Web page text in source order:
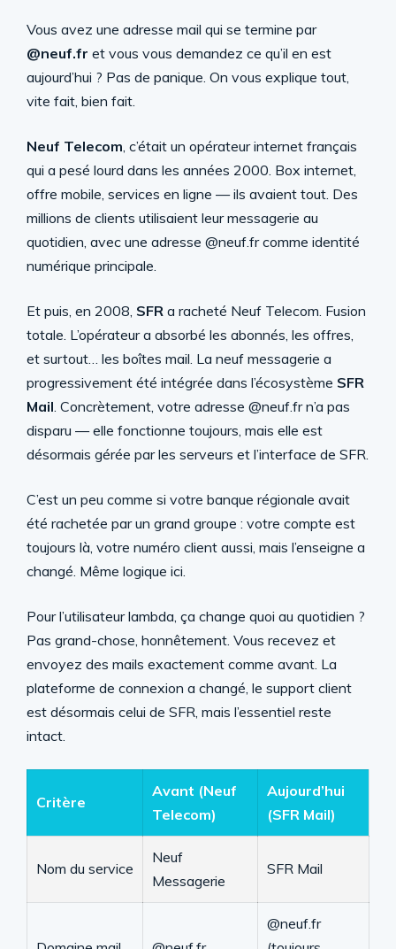
Vous avez une adresse mail qui se termine par
@neuf.fr et vous vous demandez ce qu’il en est
aujourd’hui ? Pas de panique. On vous explique tout,
vite fait, bien fait.
Neuf Telecom, c’était un opérateur internet français
qui a pesé lourd dans les années 2000. Box internet,
offre mobile, services en ligne — ils avaient tout. Des
millions de clients utilisaient leur messagerie au
quotidien, avec une adresse @neuf.fr comme identité
numérique principale.
Et puis, en 2008, SFR a racheté Neuf Telecom. Fusion
totale. L’opérateur a absorbé les abonnés, les offres,
et surtout… les boîtes mail. La neuf messagerie a
progressivement été intégrée dans l’écosystème SFR
Mail. Concrètement, votre adresse @neuf.fr n’a pas
disparu — elle fonctionne toujours, mais elle est
désormais gérée par les serveurs et l’interface de SFR.
C’est un peu comme si votre banque régionale avait
été rachetée par un grand groupe : votre compte est
toujours là, votre numéro client aussi, mais l’enseigne a
changé. Même logique ici.
Pour l’utilisateur lambda, ça change quoi au quotidien ?
Pas grand-chose, honnêtement. Vous recevez et
envoyez des mails exactement comme avant. La
plateforme de connexion a changé, le support client
est désormais celui de SFR, mais l’essentiel reste
intact.
Critère
Avant (Neuf
Telecom)
Aujourd’hui
(SFR Mail)
Nom du service
Neuf
Messagerie
SFR Mail
@neuf.fr